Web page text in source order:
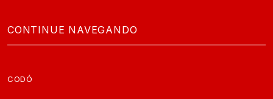
CONTINUE NAVEGANDO
CODÓ